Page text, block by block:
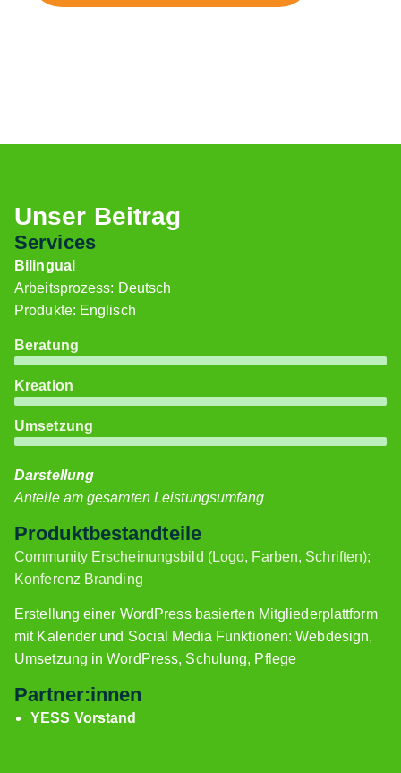
Unser Beitrag
Services
Bilingual
Arbeitsprozess: Deutsch
Produkte: Englisch
Beratung
Kreation
Umsetzung
Darstellung
Anteile am gesamten Leistungsumfang
Produktbestandteile
Community Erscheinungsbild (Logo, Farben, Schriften);
Konferenz Branding
Erstellung einer WordPress basierten Mitgliederplattform
mit Kalender und Social Media Funktionen: Webdesign,
Umsetzung in WordPress, Schulung, Pflege
Partner:innen
YESS Vorstand